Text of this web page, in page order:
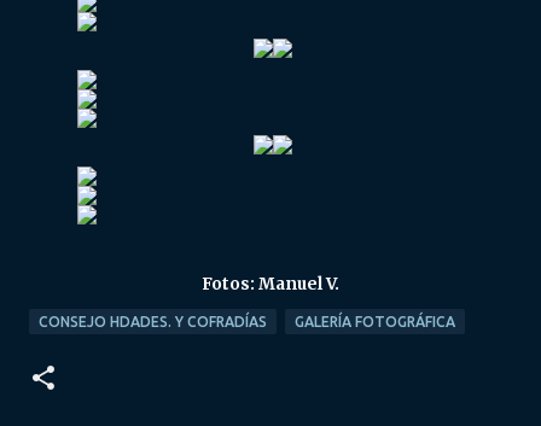
Fotos: Manuel V.
CONSEJO HDADES. Y COFRADÍAS GALERÍA FOTOGRÁFICA